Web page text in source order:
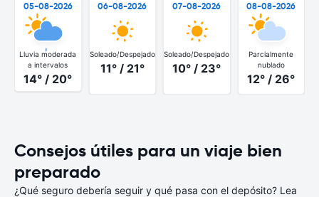
05-08-2026
Lluvia moderada
a intervalos
14° / 20°
06-08-2026
Soleado/Despejado
11° / 21°
07-08-2026
Soleado/Despejado
10° / 23°
08-08-2026
Parcialmente
nublado
12° / 26°
Consejos útiles para un viaje bien
preparado
¿Qué seguro debería seguir y qué pasa con el depósito? Lea